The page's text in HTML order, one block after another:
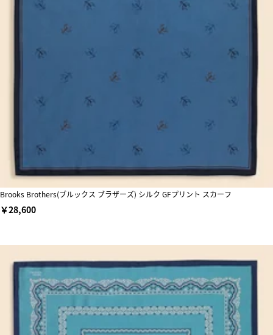
Brooks Brothers(ブルックス ブラザーズ) シルク GFプリント スカーフ
￥28,600